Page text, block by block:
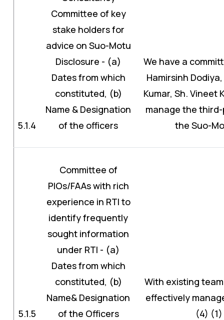
5.1.4
Committee of key
stake holders for
advice on Suo-Motu
Disclosure - (a)
Dates from which
constituted, (b)
Name & Designation
of the officers
We have a
Hamirsinh
Kumar, Sh. Vineet
manage the
the Suo-
5.1.5
Committee of
PIOs/FAAs with rich
experience in RTI to
identify frequently
sought information
under RTI - (a)
Dates from which
constituted, (b)
Name& Designation
of the Officers
With existing
effectively
(4)